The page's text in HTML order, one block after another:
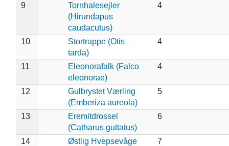
9
Tornhalesejler
(Hirundapus
caudacutus)
4
10
Stortrappe (Otis
tarda)
4
11
Eleonorafalk (Falco
eleonorae)
4
12
Gulbrystet Værling
(Emberiza aureola)
5
13
Eremitdrossel
(Catharus guttatus)
6
14
Østlig Hvepsevåge
7